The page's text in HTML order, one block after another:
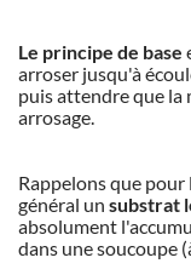
Le principe de base
arroser jusqu'à
puis attendre que la
arrosage.
Rappelons que pour
général un substrat
absolument
dans une soucoupe